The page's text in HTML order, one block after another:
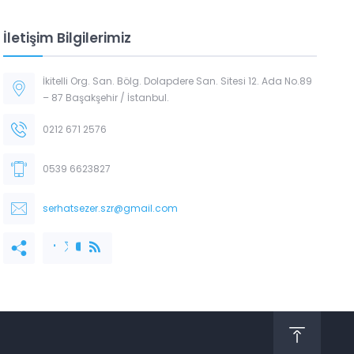
İletişim Bilgilerimiz
İkitelli Org. San. Bölg. Dolapdere San. Sitesi 12. Ada No.89
– 87 Başakşehir / İstanbul.
0212 671 2576
0539 6623827
serhatsezer.szr@gmail.com